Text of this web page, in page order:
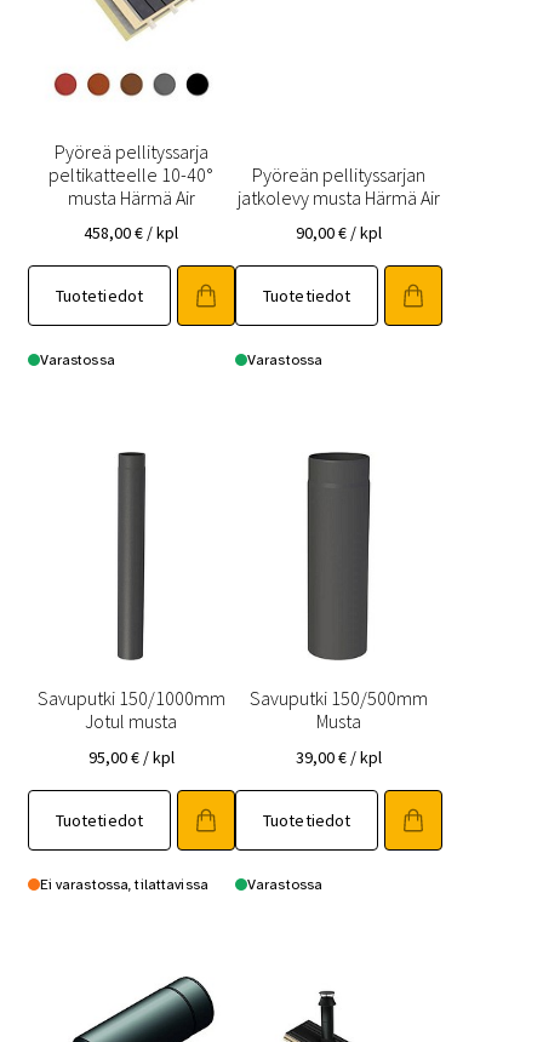
Pyöreä pellityssarja
peltikatteelle 10-40°
musta Härmä Air
458,00€ / kpl
Tuotetiedot
Varastossa
Pyöreän pellityssarjan
jatkolevy musta Härmä Air
90,00€ / kpl
Tuotetiedot
Varastossa
Savuputki 150/1000mm
Jotul musta
95,00€ / kpl
Tuotetiedot
Ei varastossa, tilattavissa
Savuputki 150/500mm
Musta
39,00€ / kpl
Tuotetiedot
Varastossa